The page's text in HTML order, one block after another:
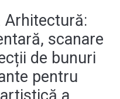
scanare
de bunuri
pentru